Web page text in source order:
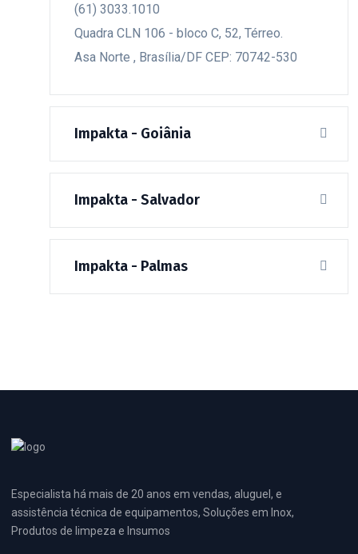
(61) 3033.1010
Quadra CLN 106 - bloco C, 52, Térreo.
Asa Norte , Brasília/DF CEP: 70742-530
Impakta - Goiânia
Impakta - Salvador
Impakta - Palmas
Especialista há mais de 20 anos em vendas, aluguel, e
assistência técnica de equipamentos, Soluções em Inox,
Produtos de limpeza e Insumos